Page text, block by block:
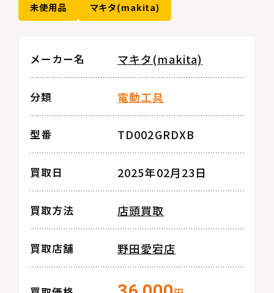
未使用品 マキタ(makita)
メーカー名 マキタ(makita)
分類 電動工具
型番 TD002GRDXB
買取日 2025年02月23日
買取方法 店頭買取
買取店舗 野田愛宕店